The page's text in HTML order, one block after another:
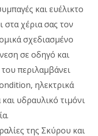
και ευέλικτο
στα χέρια σας τον
σχεδιασμένο
σε οδηγό και
περιλαμβάνει
ηλεκτρικά
υδραυλικό τιμόνι
της Σκύρου και